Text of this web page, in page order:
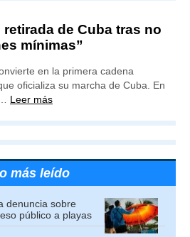
de Cuba tras no
mínimas”
en la primera cadena
oficializa su marcha de Cuba. En
Leer más
más leído
denuncia sobre
público a playas